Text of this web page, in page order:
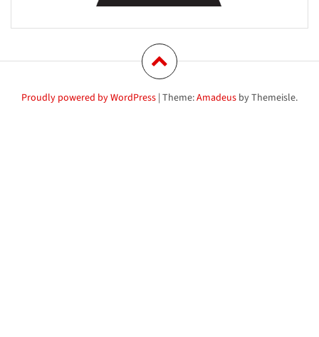
Proudly powered by WordPress | Theme:Amadeus by Themeisle.